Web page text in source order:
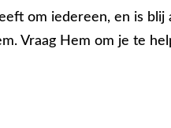
om iedereen, en is blij
Vraag Hem om je te